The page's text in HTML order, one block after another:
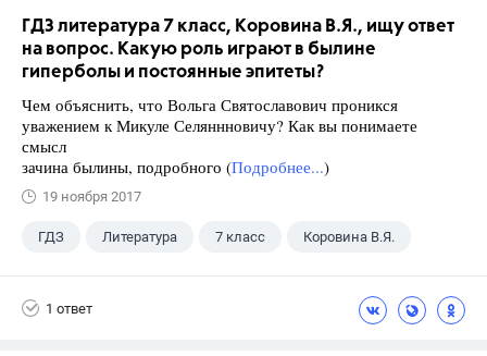
ГДЗ литература 7 класс, Коровина В.Я., ищу ответ
на вопрос. Какую роль играют в былине
гиперболы и постоянные эпитеты?
Чем объяснить, что Вольга Святославович проникся
уважением к Микуле Селяннновичу? Как вы понимаете
смысл
зачина былины, подробного (Подробнее...)
19 ноября 2017
ГДЗ Литература 7 класс Коровина В.Я.
1 ответ